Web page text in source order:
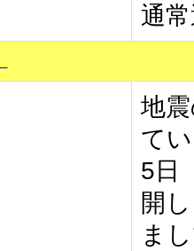
通
地
て
5日
開
ま